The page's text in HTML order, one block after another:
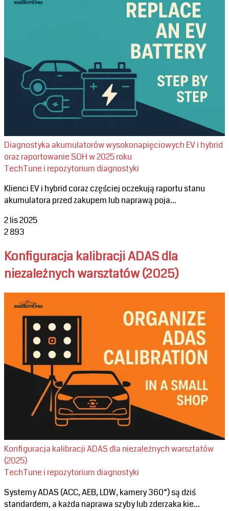
Diagnostyka akumulatorów wysokonapięciowych EV i hybrid
oraz raportowanie SOH w 2025 roku
TechTune i repozytorium diagnostyki
Klienci EV i hybrid coraz częściej oczekują raportu stanu
akumulatora przed zakupem lub naprawą poja...
2 lis 2025
2893
Konfiguracja kalibracji ADAS dla
niezależnych warsztatów (2025)
Konfiguracja kalibracji ADAS dla niezależnych warsztatów
(2025)
TechTune i repozytorium diagnostyki
Systemy ADAS (ACC, AEB, LDW, kamery 360°) są dziś
standardem, a każda naprawa szyby lub zderzaka kie...